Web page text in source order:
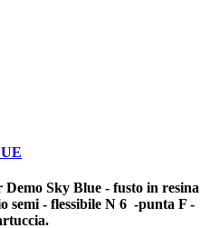
Sky Blue - fusto in resina
semi - flessibile N 6 -punta F -